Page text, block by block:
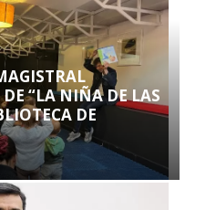
“LA NIÑA DE LAS
DE